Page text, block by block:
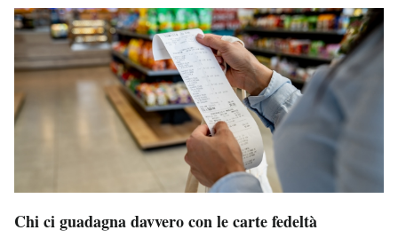
Chi ci guadagna davvero con le carte fedeltà